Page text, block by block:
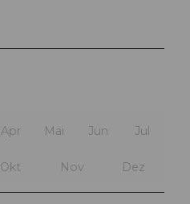
Apr Mai Jun Jul
Okt Nov Dez